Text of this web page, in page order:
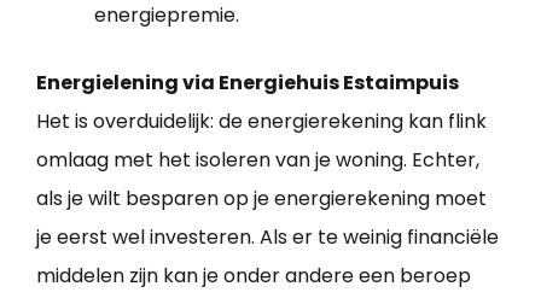
energiepremie.
Energielening via Energiehuis Estaimpuis
Het is overduidelijk: de energierekening kan flink
omlaag met het isoleren van je woning. Echter,
als je wilt besparen op je energierekening moet
je eerst wel investeren. Als er te weinig financiële
middelen zijn kan je onder andere een beroep